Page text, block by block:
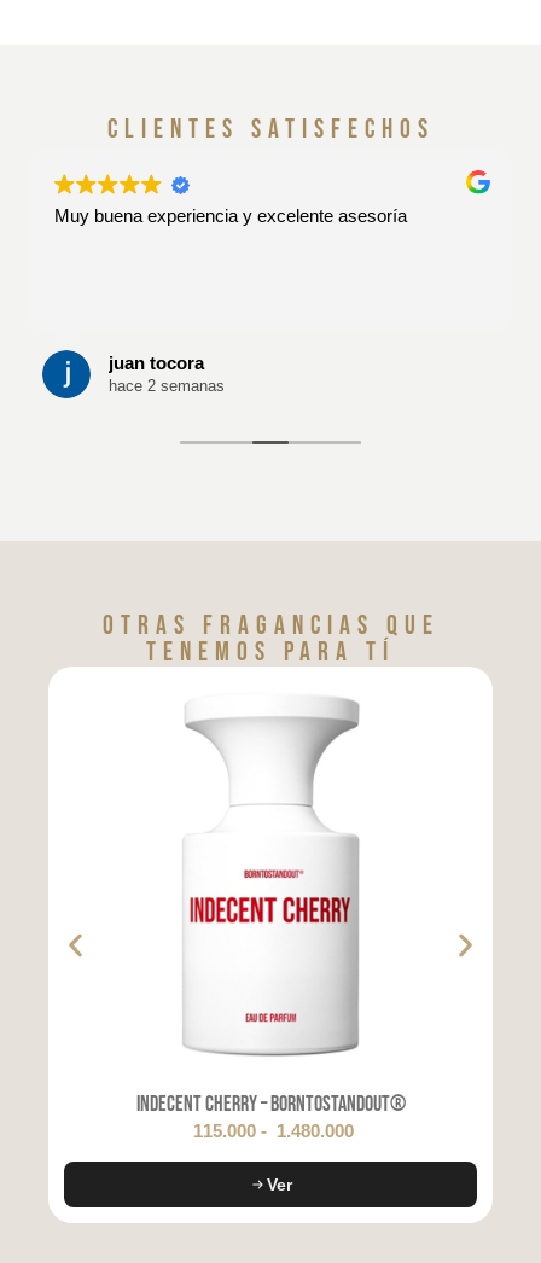
clientes satisfechos
Muy buena experiencia y excelente asesoría
juan tocora
hace 2 semanas
Otras fragancias que
tenemos para tí
Indecent Cherry – BORNTOSTANDOUT®
115.000 - 1.480.000
Ver